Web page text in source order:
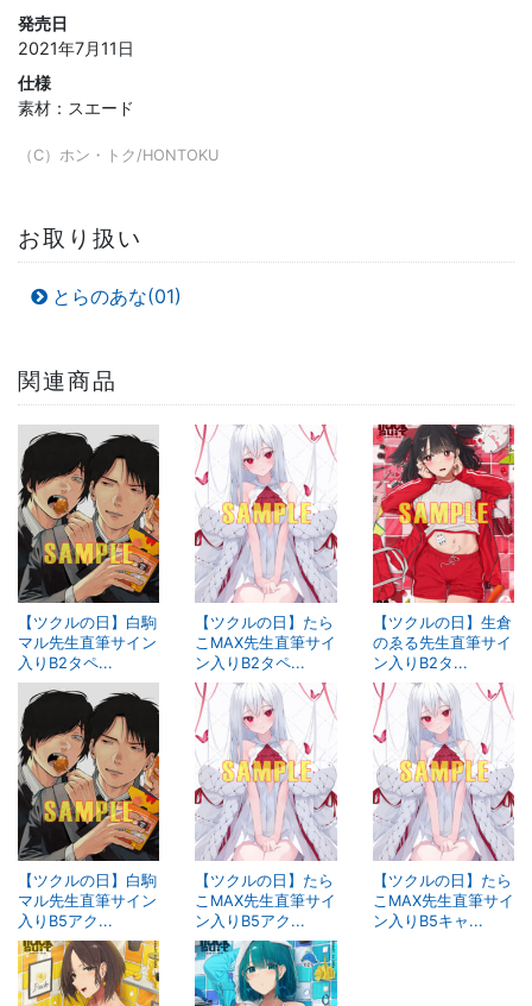
発売日
2021年7月11日
仕様
素材：スエード
（C）ホン・トク/HONTOKU
お取り扱い
とらのあな(01)
関連商品
【ツクルの日】白駒
マル先生直筆サイン
入りB2タペ...
【ツクルの日】たら
こMAX先生直筆サイ
ン入りB2タペ...
【ツクルの日】生倉
のゑる先生直筆サイ
ン入りB2タ...
【ツクルの日】白駒
マル先生直筆サイン
入りB5アク...
【ツクルの日】たら
こMAX先生直筆サイ
ン入りB5アク...
【ツクルの日】たら
こMAX先生直筆サイ
ン入りB5キャ...